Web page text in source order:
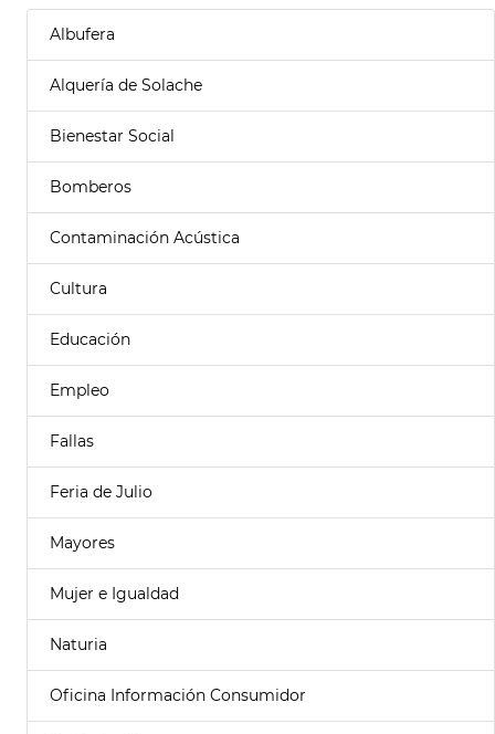
Albufera
Alquería de Solache
Bienestar Social
Bomberos
Contaminación Acústica
Cultura
Educación
Empleo
Fallas
Feria de Julio
Mayores
Mujer e Igualdad
Naturia
Oficina Información Consumidor